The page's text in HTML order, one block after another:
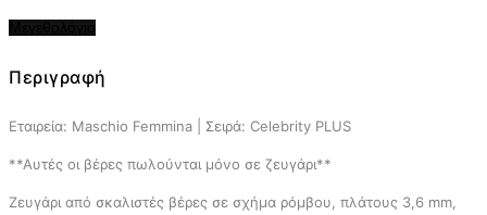
Περιγραφή
Εταιρεία: Maschio Femmina | Σειρά: Celebrity PLUS
**Αυτές οι βέρες πωλούνται μόνο σε ζευγάρι**
Ζευγάρι από σκαλιστές βέρες σε σχήμα ρόμβου, πλάτους 3,6 mm,